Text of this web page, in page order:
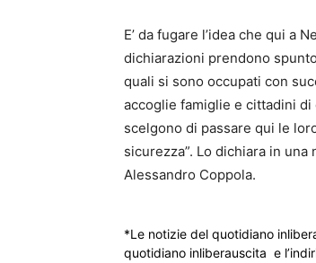
E’ da fugare l’idea che qui a
dichiarazioni prendono
quali si sono occupati con
accoglie famiglie e cittadini di
scelgono di passare qui le
sicurezza”. Lo dichiara in
Alessandro Coppola.
*Le notizie del quotidiano
quotidiano inliberauscita e